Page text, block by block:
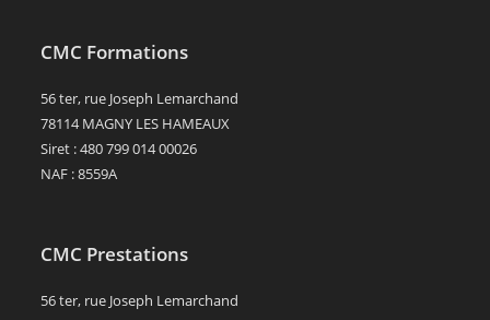
CMC Formations
56 ter, rue Joseph Lemarchand
78114 MAGNY LES HAMEAUX
Siret : 480 799 014 00026
NAF : 8559A
CMC Prestations
56 ter, rue Joseph Lemarchand